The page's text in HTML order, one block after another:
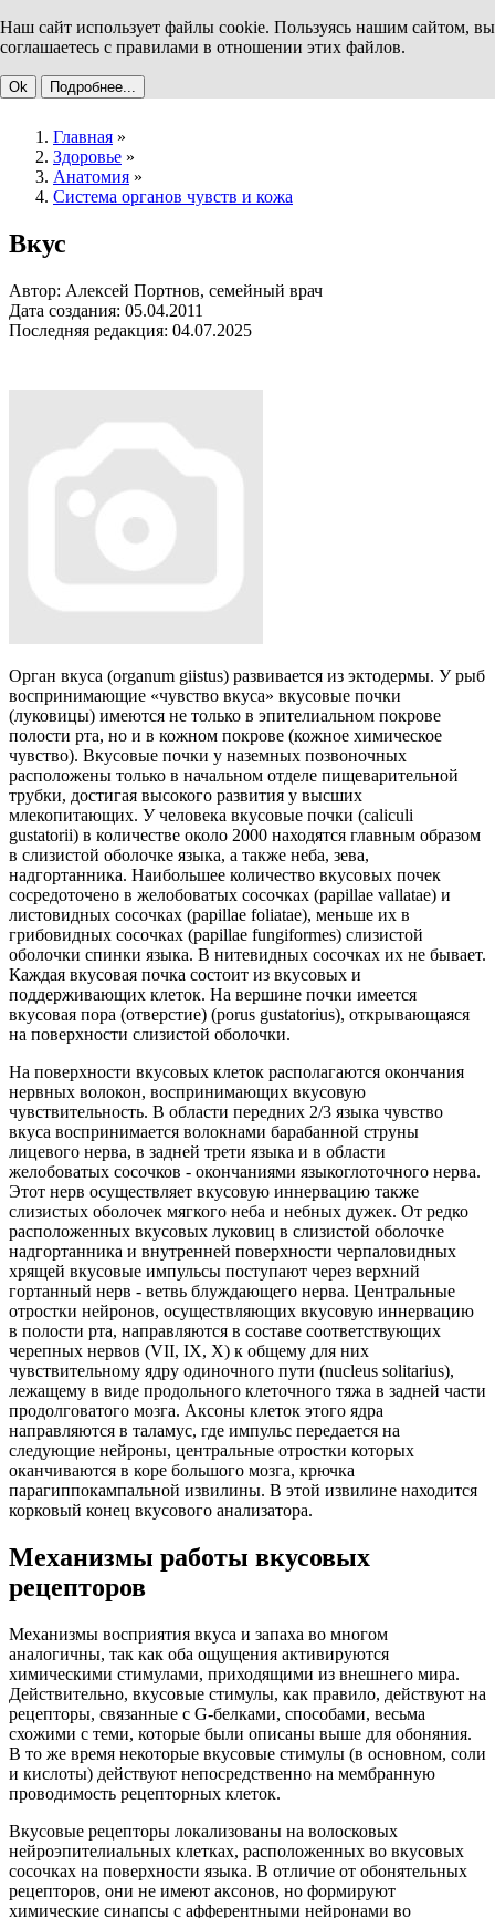
Наш сайт использует файлы cookie. Пользуясь нашим сайтом, вы
соглашаетесь с правилами в отношении этих файлов.
Ok Подробнее...
Главная »
Здоровье »
Анатомия »
Система органов чувств и кожа
Вкус
Автор: Алексей Портнов, семейный врач
Дата создания: 05.04.2011
Последняя редакция: 04.07.2025
Орган вкуса (organum giistus) развивается из эктодермы. У рыб
воспринимающие «чувство вкуса» вкусовые почки
(луковицы) имеются не только в эпителиальном покрове
полости рта, но и в кожном покрове (кожное химическое
чувство). Вкусовые почки у наземных позвоночных
расположены только в начальном отделе пищеварительной
трубки, достигая высокого развития у высших
млекопитающих. У человека вкусовые почки (caliculi
gustatorii) в количестве около 2000 находятся главным образом
в слизистой оболочке языка, а также неба, зева,
надгортанника. Наибольшее количество вкусовых почек
сосредоточено в желобоватых сосочках (papillae vallatae) и
листовидных сосочках (papillae foliatae), меньше их в
грибовидных сосочках (papillae fungiformes) слизистой
оболочки спинки языка. В нитевидных сосочках их не бывает.
Каждая вкусовая почка состоит из вкусовых и
поддерживающих клеток. На вершине почки имеется
вкусовая пора (отверстие) (porus gustatorius), открывающаяся
на поверхности слизистой оболочки.
На поверхности вкусовых клеток располагаются окончания
нервных волокон, воспринимающих вкусовую
чувствительность. В области передних 2/3 языка чувство
вкуса воспринимается волокнами барабанной струны
лицевого нерва, в задней трети языка и в области
желобоватых сосочков - окончаниями языкоглоточного нерва.
Этот нерв осуществляет вкусовую иннервацию также
слизистых оболочек мягкого неба и небных дужек. От редко
расположенных вкусовых луковиц в слизистой оболочке
надгортанника и внутренней поверхности черпаловидных
хрящей вкусовые импульсы поступают через верхний
гортанный нерв - ветвь блуждающего нерва. Центральные
отростки нейронов, осуществляющих вкусовую иннервацию
в полости рта, направляются в составе соответствующих
черепных нервов (VII, IX, X) к общему для них
чувствительному ядру одиночного пути (nucleus solitarius),
лежащему в виде продольного клеточного тяжа в задней части
продолговатого мозга. Аксоны клеток этого ядра
направляются в таламус, где импульс передается на
следующие нейроны, центральные отростки которых
оканчиваются в коре большого мозга, крючка
парагиппокампальной извилины. В этой извилине находится
корковый конец вкусового анализатора.
Механизмы работы вкусовых
рецепторов
Механизмы восприятия вкуса и запаха во многом
аналогичны, так как оба ощущения активируются
химическими стимулами, приходящими из внешнего мира.
Действительно, вкусовые стимулы, как правило, действуют на
рецепторы, связанные с G-белками, способами, весьма
схожими с теми, которые были описаны выше для обоняния.
В то же время некоторые вкусовые стимулы (в основном, соли
и кислоты) действуют непосредственно на мембранную
проводимость рецепторных клеток.
Вкусовые рецепторы локализованы на волосковых
нейроэпителиальных клетках, расположенных во вкусовых
сосочках на поверхности языка. В отличие от обонятельных
рецепторов, они не имеют аксонов, но формируют
химические синапсы с афферентными нейронами во